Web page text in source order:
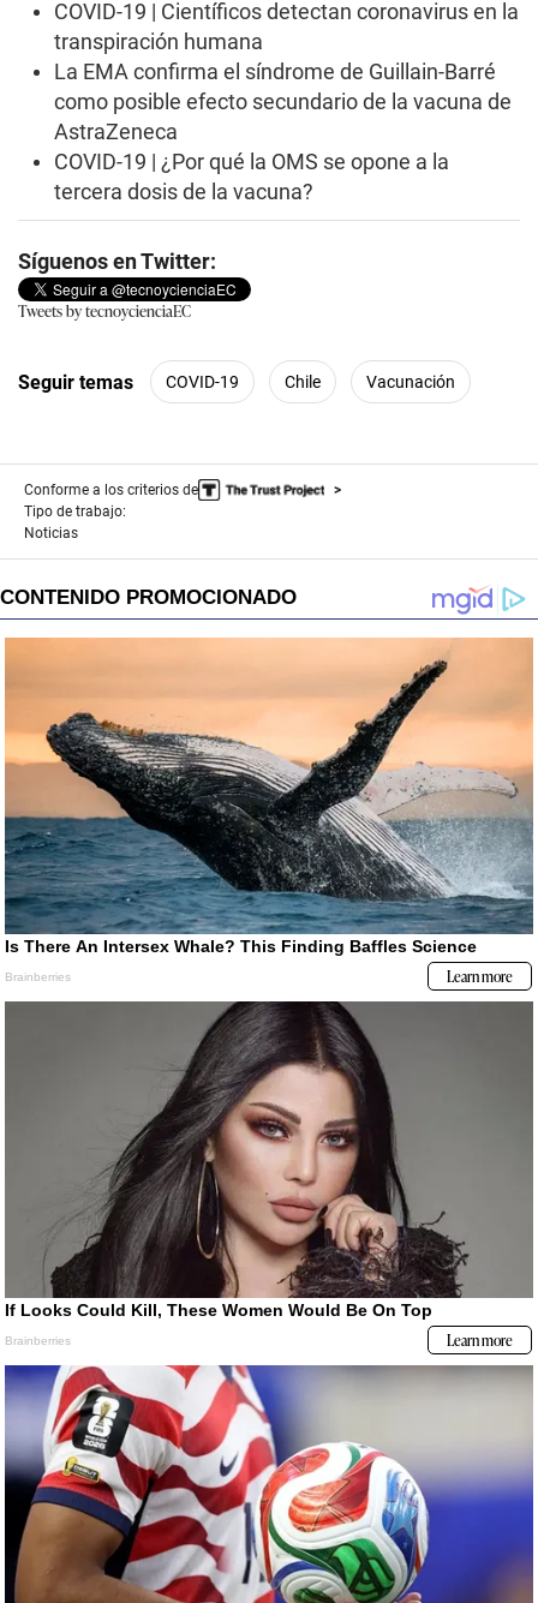
COVID-19 | Científicos detectan coronavirus en la
transpiración humana
La EMA confirma el síndrome de Guillain-Barré
como posible efecto secundario de la vacuna de
AstraZeneca
COVID-19 | ¿Por qué la OMS se opone a la
tercera dosis de la vacuna?
Síguenos en Twitter:
Tweets by tecnoycienciaEC
Seguir temas COVID-19 Chile Vacunación
Conforme a los criterios de
Tipo de trabajo:
Noticias